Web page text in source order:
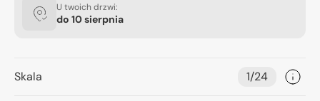
U twoich drzwi:
do 10 sierpnia
Skala 1/24